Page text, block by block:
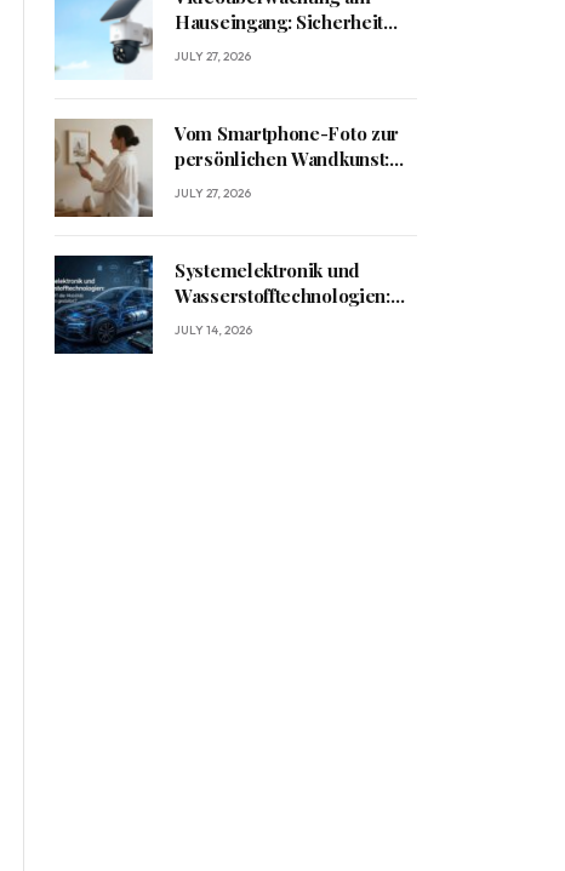
Hauseingang: Sicherheit
und Datenschutz richtig
JULY 27, 2026
Vom Smartphone-Foto zur
persönlichen Wandkunst:
Kreative Ideen für
JULY 27, 2026
Systemelektronik und
Wasserstofftechnologien:
Wie BRIGHT die Mobilität
JULY 14, 2026